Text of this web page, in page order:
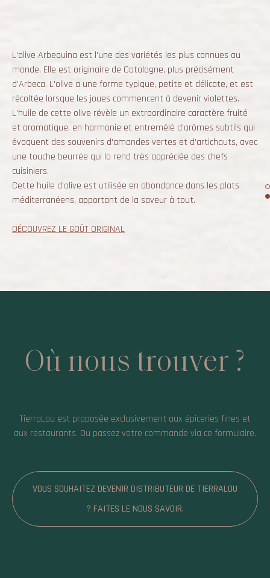
L'olive Arbequina est l'une des variétés les plus connues au
monde. Elle est originaire de Catalogne, plus précisément
d'Arbeca. L'olive a une forme typique, petite et délicate, et est
récoltée lorsque les joues commencent à devenir violettes.
L'huile de cette olive révèle un extraordinaire caractère fruité
et aromatique, en harmonie et entremêlé d'arômes subtils qui
évoquent des souvenirs d'amandes vertes et d'artichauts, avec
une touche beurrée qui la rend très appréciée des chefs
cuisiniers.
Cette huile d'olive est utilisée en abondance dans les plats
méditerranéens, apportant de la saveur à tout.
DÉCOUVREZ LE GOÛT ORIGINAL
Où nous trouver ?
TierraLou est proposée exclusivement aux épiceries fines et
aux restaurants. Ou passez votre commande via ce formulaire.
VOUS SOUHAITEZ DEVENIR DISTRIBUTEUR DE TIERRALOU
? FAITES LE NOUS SAVOIR.